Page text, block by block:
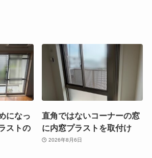
になっ
ストの
直角ではないコーナーの窓
に内窓プラストを取付け
2026年8月6日